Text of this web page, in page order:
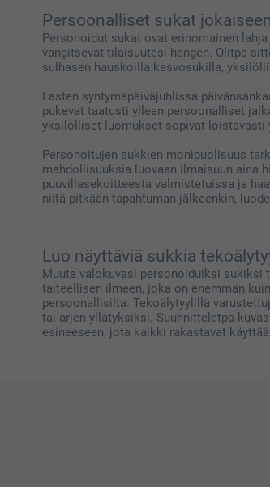
Persoonalliset sukat
Personoidut sukat ovat erinomainen
vangitsevat tilaisuutesi hengen. Olitpa
sulhasen hauskoilla kasvosukilla,
Lasten syntymäpäiväjuhlissa
pukevat taatusti ylleen persoonalliset
yksilölliset luomukset sopivat loistavasti
Personoitujen sukkien monipuolisuus
mahdollisuuksia luovaan ilmaisuun aina
puuvillasekoitteesta valmistetuissa ja
niitä pitkään tapahtuman jälkeenkin,
Luo näyttäviä sukkia
Muuta valokuvasi personoiduiksi
taiteellisen ilmeen, joka on enemmän
persoonallisilta. Tekoälytyylillä
tai arjen yllätyksiksi. Suunnitteletpa
esineeseen, jota kaikki rakastavat